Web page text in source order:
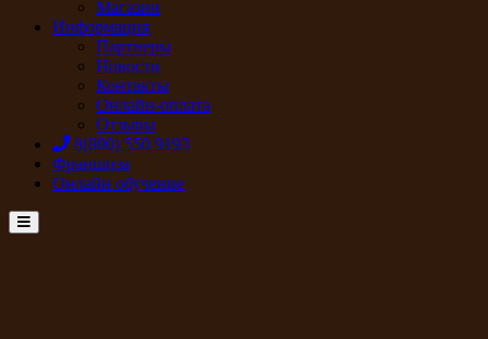
Магазин
Информация
Партнеры
Новости
Контакты
Онлайн-оплата
Отзывы
8(800) 550 9193
Франшиза
Онлайн обучение
Menu